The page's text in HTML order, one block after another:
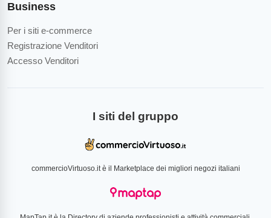
Business
Per i siti e-commerce
Registrazione Venditori
Accesso Venditori
I siti del gruppo
commercioVirtuoso.it è il Marketplace dei migliori negozi italiani